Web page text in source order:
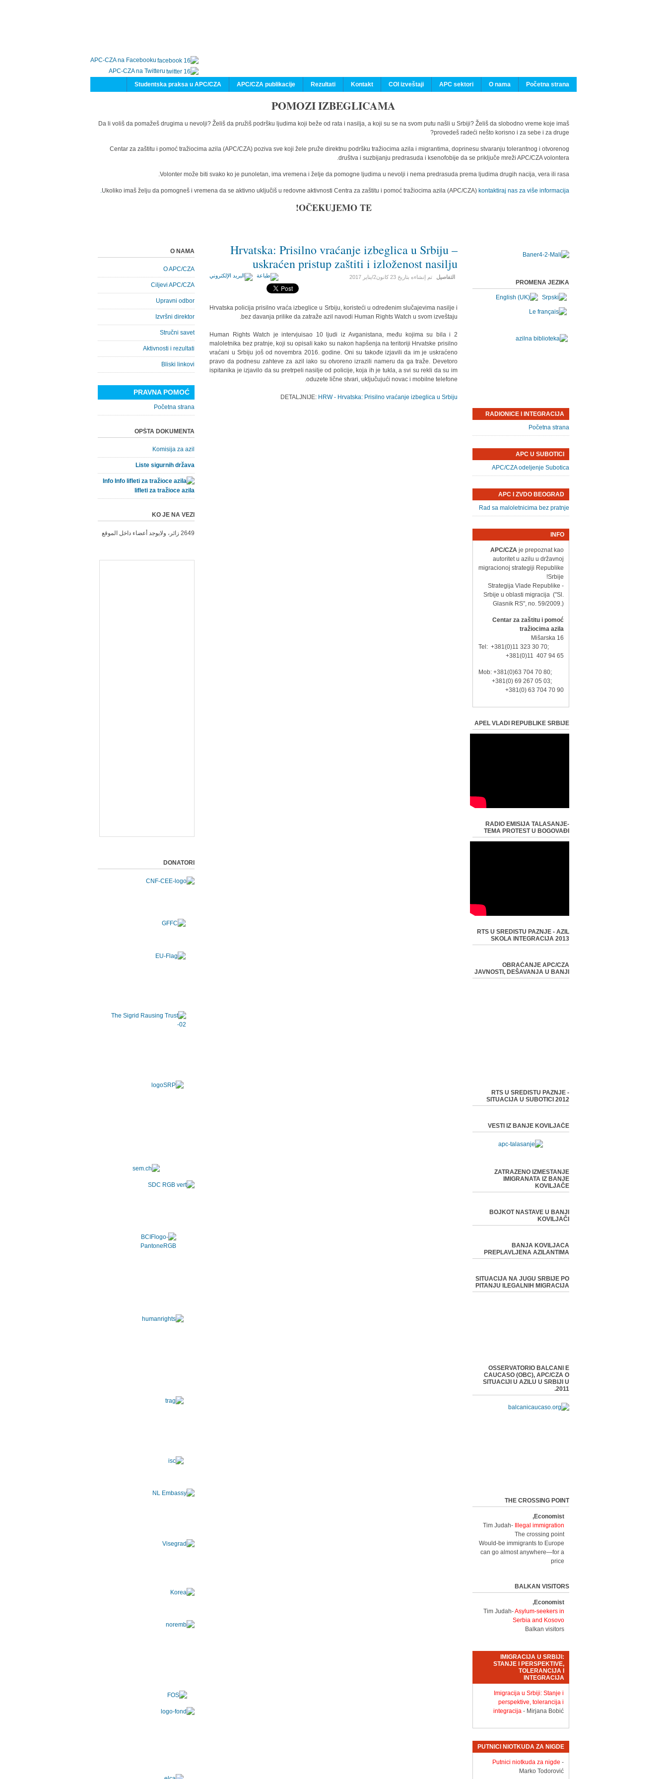
APC-CZA na Facebooku
APC-CZA na Twitteru
Početna strana
O nama
APC sektori
COI izveštaji
Kontakt
Rezultati
APC/CZA publikacije
Studentska praksa u APC/CZA
POMOZI IZBEGLICAMA
Da li voliš da pomažeš drugima u nevolji? Želiš da pružiš podršku ljudima koji beže od rata i nasilja, a koji su se na svom putu našli u Srbiji? Želiš da slobodno vreme koje imaš
provedeš radeći nešto korisno i za sebe i za druge?
Centar za zaštitu i pomoć tražiocima azila (APC/CZA) poziva sve koji žele pruže direktnu podršku tražiocima azila i migrantima, doprinesu stvaranju tolerantnog i otvorenog
društva i suzbijanju predrasuda i ksenofobije da se priključe mreži APC/CZA volontera.
Volonter može biti svako ko je punoletan, ima vremena i želje da pomogne ljudima u nevolji i nema predrasuda prema ljudima drugih nacija, vera ili rasa.
Ukoliko imaš želju da pomogneš i vremena da se aktivno uključiš u redovne aktivnosti Centra za zaštitu i pomoć tražiocima azila (APC/CZA) kontaktiraj nas za više informacija.
OČEKUJEMO TE!
Hrvatska: Prisilno vraćanje izbeglica u Srbiju –
uskraćen pristup zaštiti i izloženost nasilju
التفاصيل تم إنشاءه بتاريخ23 كانون2/يناير 2017
Hrvatska policija prisilno vraća izbeglice u Srbiju, koristeći u određenim slučajevima nasilje i
bez davanja prilike da zatraže azil navodi Human Rights Watch u svom izveštaju.
Human Rights Watch je intervjuisao 10 ljudi iz Avganistana, među kojima su bila i 2
maloletnika bez pratnje, koji su opisali kako su nakon hapšenja na teritoriji Hrvatske prisilno
vraćani u Srbiju još od novembra 2016. godine. Oni su takođe izjavili da im je uskraćeno
pravo da podnesu zahteve za azil iako su otvoreno izrazili nameru da ga traže. Devetoro
ispitanika je izjavilo da su pretrpeli nasilje od policije, koja ih je tukla, a svi su rekli da su im
oduzete lične stvari, uključujući novac i mobilne telefone.
DETALJNIJE: HRW - Hrvatska: Prisilno vraćanje izbeglica u Srbiju
O NAMA
O APC/CZA
Ciljevi APC/CZA
Upravni odbor
Izvršni direktor
Stručni savet
Aktivnosti i rezultati
Bliski linkovi
PRAVNA POMOĆ
Početna strana
OPŠTA DOKUMENTA
Komisija za azil
Liste sigurnih država
Info
lifleti za tražioce azila
KO JE NA VEZI
2649 زائر، ولايوجد أعضاء داخل الموقع
DONATORI
PROMENA JEZIKA
RADIONICE I INTEGRACIJA
Početna strana
APC U SUBOTICI
APC/CZA odeljenje Subotica
APC I ZVDO BEOGRAD
Rad sa maloletnicima bez pratnje
INFO
APC/CZA je prepoznat kao
autoritet u azilu u državnoj
migracionoj strategiji Republike
Srbije!
- Strategija Vlade Republike
Srbije u oblasti migracija ("Sl.
Glasnik RS", no. 59/2009.)
Centar za zaštitu i pomoć
tražiocima azila
Mišarska 16
Tel: +381(0)11 323 30 70;
+381(0)11 407 94 65
Mob: +381(0)63 704 70 80;
+381(0) 69 267 05 03;
+381(0) 63 704 70 90
APEL VLADI REPUBLIKE SRBIJE
RADIO EMISIJA TALASANJE-
TEMA PROTEST U BOGOVAĐI
RTS U SREDISTU PAZNJE - AZIL
SKOLA INTEGRACIJA 2013
OBRAĆANJE APC/CZA
JAVNOSTI, DEŠAVANJA U BANJI
RTS U SREDISTU PAZNJE -
SITUACIJA U SUBOTICI 2012
VESTI IZ BANJE KOVILJAČE
ZATRAZENO IZMESTANJE
IMIGRANATA IZ BANJE
KOVILJAČE
BOJKOT NASTAVE U BANJI
KOVILJAČI
BANJA KOVILJACA
PREPLAVLJENA AZILANTIMA
SITUACIJA NA JUGU SRBIJE PO
PITANJU ILEGALNIH MIGRACIJA
OSSERVATORIO BALCANI E
CAUCASO (OBC), APC/CZA O
SITUACIJI U AZILU U SRBIJI U
2011.
THE CROSSING POINT
Economist,
Tim Judah-
Illegal immigration
The crossing point
Would-be immigrants to Europe
can go almost anywhere—for a
price
BALKAN VISITORS
Economist,
Tim Judah-Asylum-seekers in
Serbia and Kosovo
Balkan visitors
IMIGRACIJA U SRBIJI:
STANJE I PERSPEKTIVE,
TOLERANCIJA I
INTEGRACIJA
Imigracija u Srbiji: Stanje i
perspektive, tolerancija i
integracija - Mirjana Bobić
PUTNICI NIOTKUDA ZA NIGDE
Putnici niotkuda za nigde -
Marko Todorović